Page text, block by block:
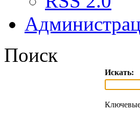
Поиск
Искать: